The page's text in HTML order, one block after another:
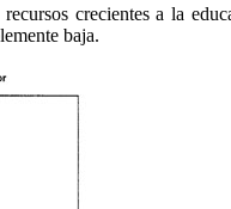
crecientes a la
baja.